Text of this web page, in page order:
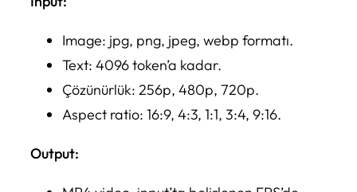
Image: jpg, png, jpeg, webp formatı.
Text: 4096 token’a kadar.
Çözünürlük: 256p, 480p, 720p.
Aspect ratio: 16:9, 4:3, 1:1, 3:4, 9:16.
Output: